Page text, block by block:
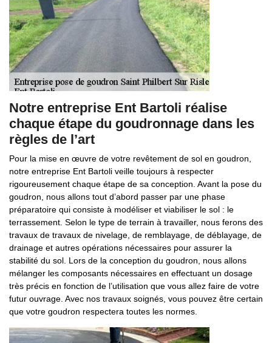
Notre entreprise Ent Bartoli réalise
chaque étape du goudronnage dans les
règles de l’art
Pour la mise en œuvre de votre revêtement de sol en goudron,
notre entreprise Ent Bartoli veille toujours à respecter
rigoureusement chaque étape de sa conception. Avant la pose du
goudron, nous allons tout d’abord passer par une phase
préparatoire qui consiste à modéliser et viabiliser le sol : le
terrassement. Selon le type de terrain à travailler, nous ferons des
travaux de travaux de nivelage, de remblayage, de déblayage, de
drainage et autres opérations nécessaires pour assurer la
stabilité du sol. Lors de la conception du goudron, nous allons
mélanger les composants nécessaires en effectuant un dosage
très précis en fonction de l’utilisation que vous allez faire de votre
futur ouvrage. Avec nos travaux soignés, vous pouvez être certain
que votre goudron respectera toutes les normes.